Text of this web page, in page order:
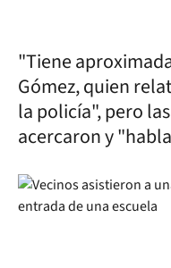
"Tiene
Gómez, quien
la policía", pero
acercaron y